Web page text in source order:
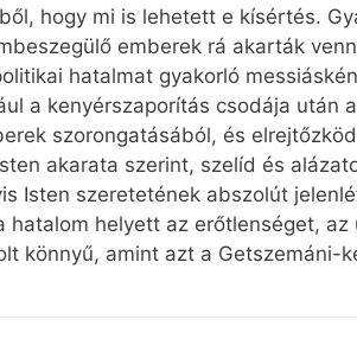
hogy mi is lehetett e kísértés.
emberek rá akarták
hatalmat gyakorló
a kenyérszaporítás csodája után
szorongatásából, és
akarata szerint, szelíd és
Isten szeretetének abszolút
hatalom helyett az erőtlenséget,
könnyű, amint azt a Getszemáni-